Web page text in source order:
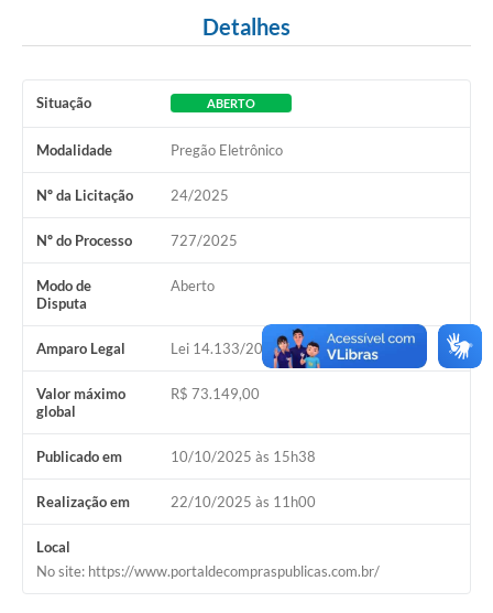
Ouvidoria
Transparência
Agenda
Acesso Rápido
Editais
Carta de Serviços
Arquivos para Download
Galeria de Vídeos
Projetos
Links
R.H
Detalhes
Situação ABERTO
Modalidade Pregão Eletrônico
Nº da Licitação 24/2025
Nº do Processo 727/2025
Modo de
Disputa
Aberto
Amparo Legal Lei 14.133/2021, Art 28, I
Valor máximo
global
R$ 73.149,00
Publicado em 10/10/2025 às 15h38
Realização em 22/10/2025 às 11h00
Local
No site: https://www.portaldecompraspublicas.com.br/